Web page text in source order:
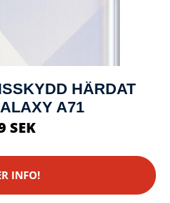
HÄRDAT
A71
SEK
INFO!